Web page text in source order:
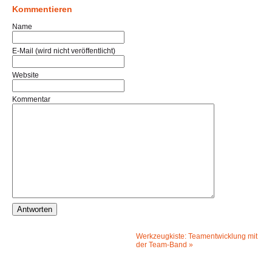
Kommentieren
Name
E-Mail (wird nicht veröffentlicht)
Website
Kommentar
Werkzeugkiste: Teamentwicklung mit
der Team-Band »